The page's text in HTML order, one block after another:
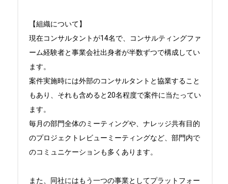
【組織について】
現在コンサルタントが14名で、コンサルティングファ
ーム経験者と事業会社出身者が半数ずつで構成してい
ます。
案件実施時には外部のコンサルタントと協業すること
もあり、それも含めると20名程度で案件に当たってい
ます。
毎月の部門全体のミーティングや、ナレッジ共有目的
のプロジェクトレビューミーティングなど、部門内で
のコミュニケーションも多くあります。
また、同社にはもう一つの事業としてプラットフォー